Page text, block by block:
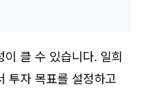
클 수 있습니다. 일희
투자 목표를 설정하고